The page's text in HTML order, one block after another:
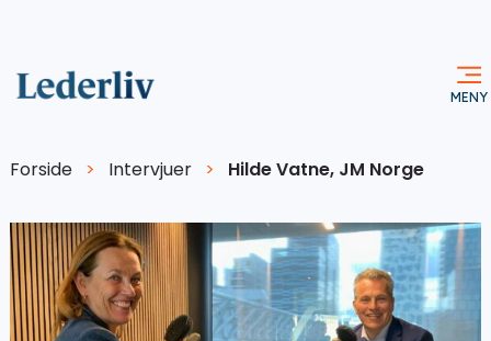
Forside > Intervjuer > Hilde Vatne, JM Norge